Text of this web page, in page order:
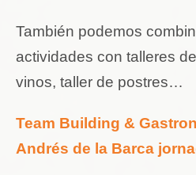
También podemos
actividades con talleres
vinos, taller de postres…
Team Building &
Andrés de la Barca